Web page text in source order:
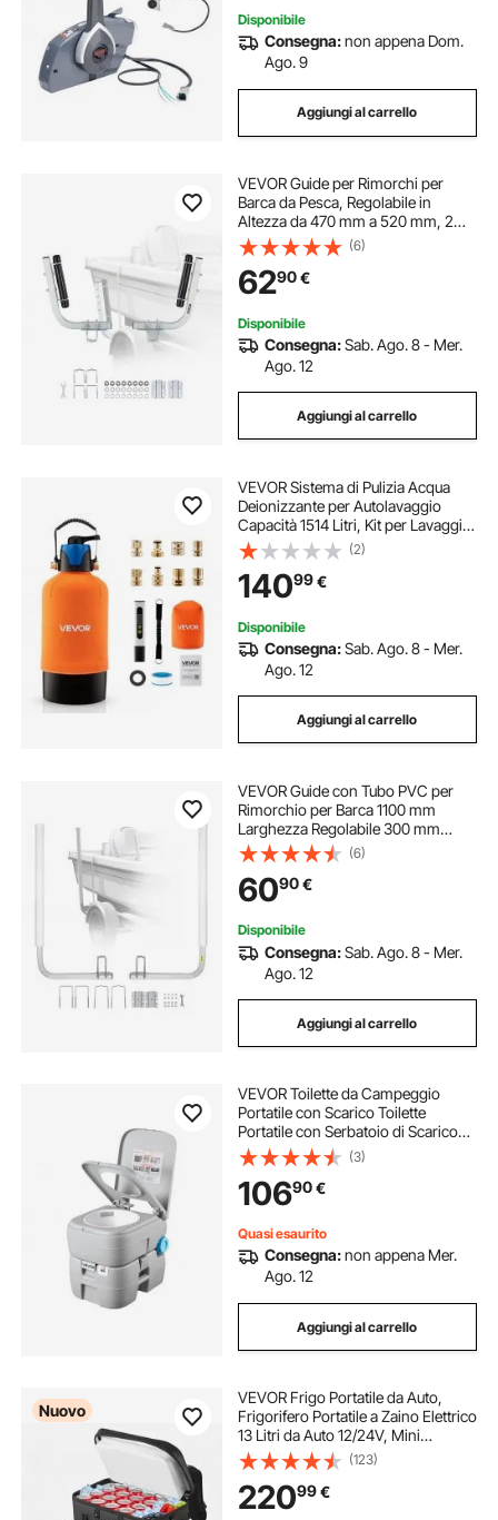
Disponibile
Consegna:non appena Dom.
Ago. 9
Aggiungi al carrello
VEVOR Guide per Rimorchi per
Barca da Pesca, Regolabile in
Altezza da 470 mm a 520 mm, 2
Guide per Rimorchi in Acciaio ad
Alta Resistenza Ispessito con Guida
a Rulli Fluidi, per Barche con Scafo a
V
(6)
6290€
Disponibile
Consegna:Sab. Ago. 8 - Mer.
Ago. 12
Aggiungi al carrello
VEVOR Sistema di Pulizia Acqua
Deionizzante per Autolavaggio
Capacità 1514 Litri, Kit per Lavaggio
di Auto Filtri in Resina DI Mista 10L
Deionizzata, Sistema di Acqua
Deionizzata per Auto Moto Barca
(2)
14099€
Disponibile
Consegna:Sab. Ago. 8 - Mer.
Ago. 12
Aggiungi al carrello
VEVOR Guide con Tubo PVC per
Rimorchio per Barca 1100 mm
Larghezza Regolabile 300 mm
Guida di Lancio per Imbarcazioni in
Acciaio Zincato Tubo PVC per
Imbarcazioni Gommoni Canoe
Gommoni Barche Pesca
(6)
6090€
Disponibile
Consegna:Sab. Ago. 8 - Mer.
Ago. 12
Aggiungi al carrello
VEVOR Toilette da Campeggio
Portatile con Scarico Toilette
Portatile con Serbatoio di Scarico
Rimovibile Capienza ca. 30 L, WC
per Casa Camper Barca
Escursionismo da Viaggio
Serbatoio d'Acqua 19 L
(3)
10690€
Quasi esaurito
Consegna:non appena Mer.
Ago. 12
Aggiungi al carrello
Nuovo
VEVOR Frigo Portatile da Auto,
Frigorifero Portatile a Zaino Elettrico
13 Litri da Auto 12/24V, Mini
Frigorifero con Compressore per
Campeggio Viaggio Spiaggia Pesca
Picnic, Temperatura da -6°C a 10°C
(123)
22099€